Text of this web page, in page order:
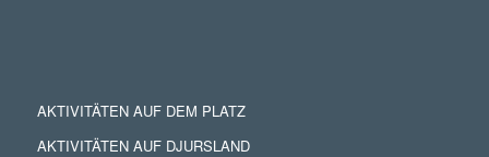
AKTIVITÄTEN AUF DEM PLATZ
AKTIVITÄTEN AUF DJURSLAND